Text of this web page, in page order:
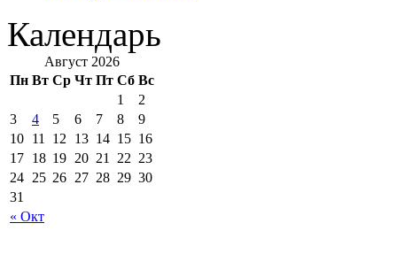
Календарь
Август 2026
Пн Вт Ср Чт Пт Сб Вс
« Окт
1
2
3
4 5 6 7 8
9
10 11 12 13 14 15 16
17 18 19 20 21 22 23
24 25 26 27 28 29 30
31